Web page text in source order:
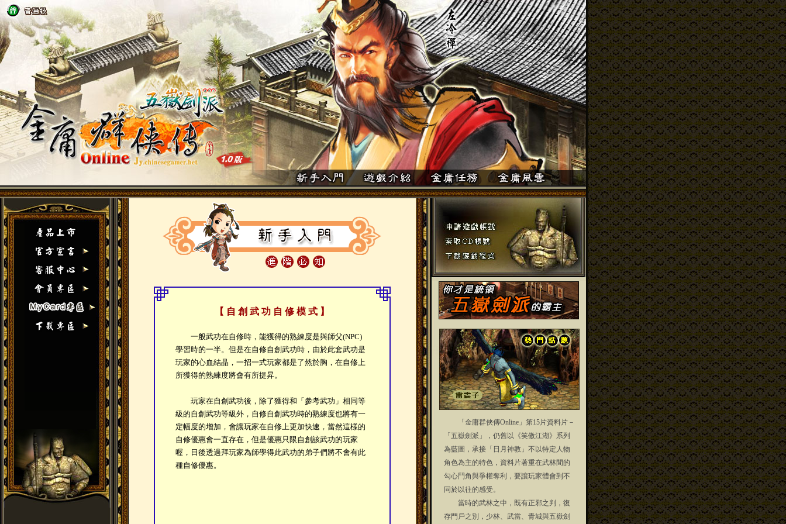
【 自 創 武 功 自 修 模 式 】
一般武功在自修時，能獲得的熟練度是與師父(NPC)
學習時的一半。但是在自修自創武功時，由於此套武功是
玩家的心血結晶，一招一式玩家都是了然於胸，在自修上
所獲得的熟練度將會有所提昇。
玩家在自創武功後，除了獲得和「參考武功」相同等
級的自創武功等級外，自修自創武功時的熟練度也將有一
定幅度的增加，會讓玩家在自修上更加快速，當然這樣的
自修優惠會一直存在，但是優惠只限自創該武功的玩家
喔，日後透過拜玩家為師學得此武功的弟子們將不會有此
種自修優惠。
「金庸群俠傳Online」第15片資料片－
「五嶽劍派」，仍舊以《笑傲江湖》系列
為藍圖，承接「日月神教」不以特定人物
角色為主的特色，資料片著重在武林間的
勾心鬥角與爭權奪利，要讓玩家體會到不
同於以往的感受。
當時的武林之中，既有正邪之判，復
存門戶之別，少林、武當、青城與五嶽劍